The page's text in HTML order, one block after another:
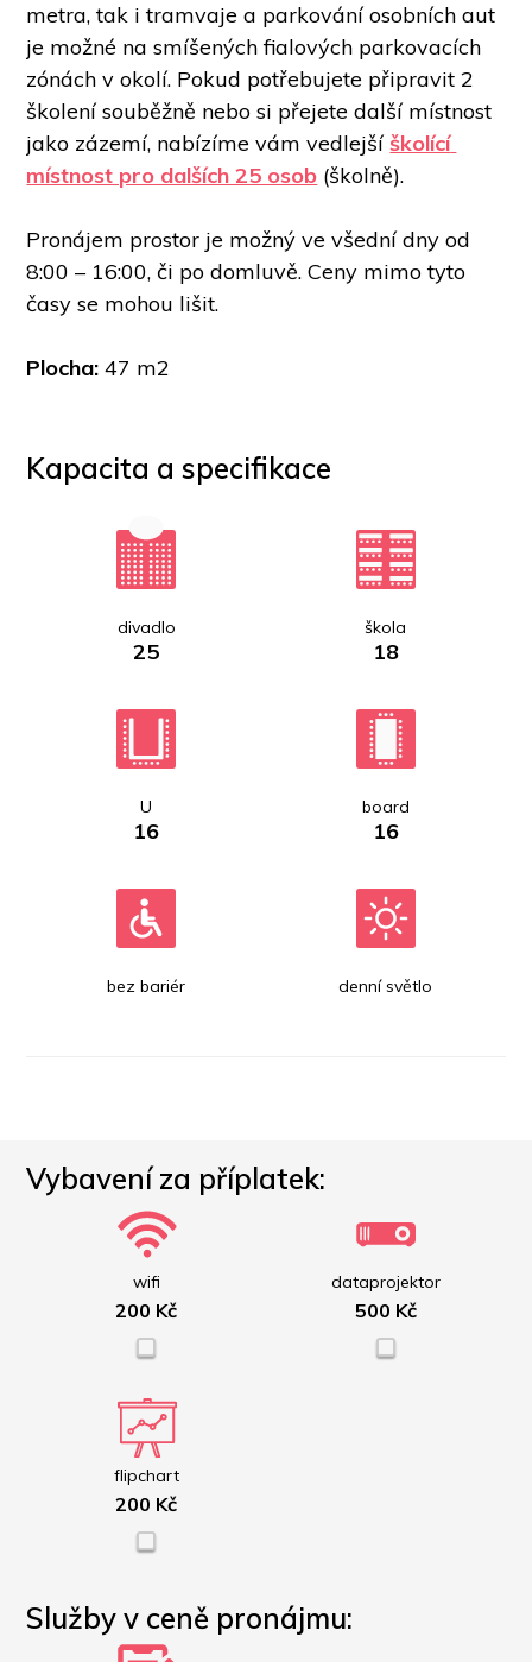
metra, tak i tramvaje a parkování osobních aut
je možné na smíšených fialových parkovacích
zónách v okolí. Pokud potřebujete připravit 2
školení souběžně nebo si přejete další místnost
jako zázemí, nabízíme vám vedlejší školící
místnost pro dalších 25 osob (školně).
Pronájem prostor je možný ve všední dny od
8:00 – 16:00, či po domluvě. Ceny mimo tyto
časy se mohou lišit.
Plocha: 47 m2
Kapacita a specifikace
divadlo
25
škola
18
U
16
board
16
bez bariér denní světlo
Vybavení za příplatek:
wifi
200 Kč
dataprojektor
500 Kč
flipchart
200 Kč
Služby v ceně pronájmu: